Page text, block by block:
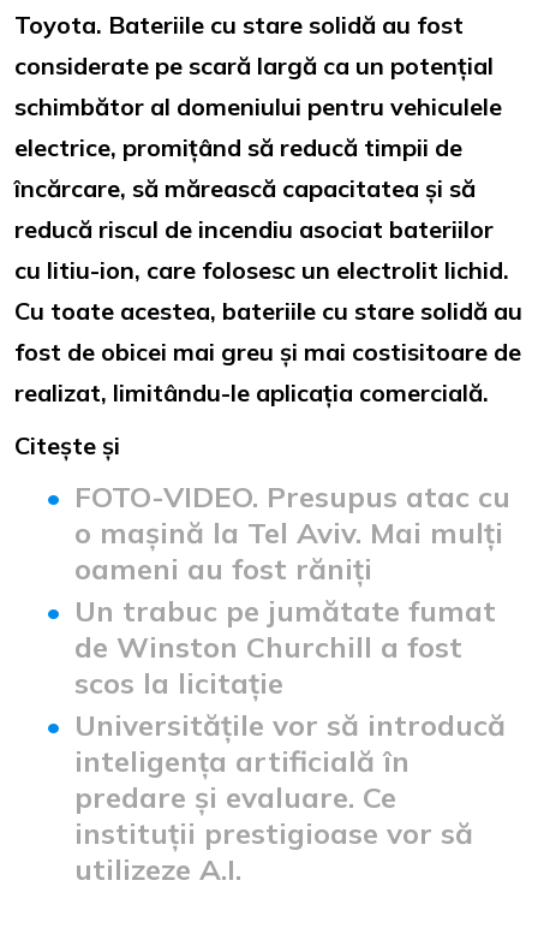
Toyota. Bateriile cu stare solidă au fost
considerate pe scară largă ca un potențial
schimbător al domeniului pentru vehiculele
electrice, promițând să reducă timpii de
încărcare, să mărească capacitatea și să
reducă riscul de incendiu asociat bateriilor
cu litiu-ion, care folosesc un electrolit lichid.
Cu toate acestea, bateriile cu stare solidă au
fost de obicei mai greu și mai costisitoare de
realizat, limitându-le aplicația comercială.
Citește și
FOTO-VIDEO. Presupus atac cu
o mașină la Tel Aviv. Mai mulți
oameni au fost răniți
Un trabuc pe jumătate fumat
de Winston Churchill a fost
scos la licitație
Universitățile vor să introducă
inteligența artificială în
predare și evaluare. Ce
instituții prestigioase vor să
utilizeze A.I.